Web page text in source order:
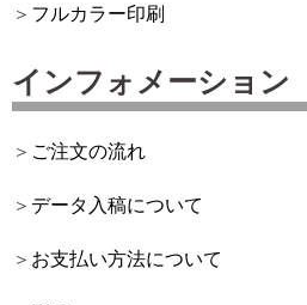
フルカラー印刷
インフォメーション
ご注文の流れ
データ入稿について
お支払い方法について